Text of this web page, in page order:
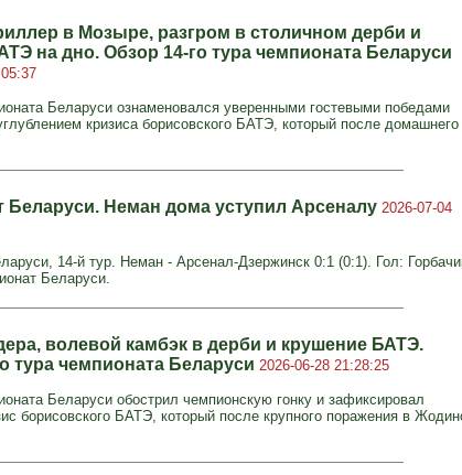
в Мозыре, разгром в столичном дерби и
на дно. Обзор 14-го тура чемпионата Беларуси
Беларуси ознаменовался уверенными гостевыми победами
кризиса борисовского БАТЭ, который после домашнего
Беларуси. Неман дома уступил Арсеналу 2026-07-04
14-й тур. Неман - Арсенал-Дзержинск 0:1 (0:1). Гол:
Беларуси.
волевой камбэк в дерби и крушение БАТЭ.
тура чемпионата Беларуси 2026-06-28 21:28:25
Беларуси обострил чемпионскую гонку и зафиксировал
борисовского БАТЭ, который после крупного поражения в